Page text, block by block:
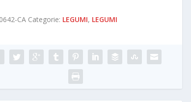
0642-CA Categorie: LEGUMI, LEGUMI